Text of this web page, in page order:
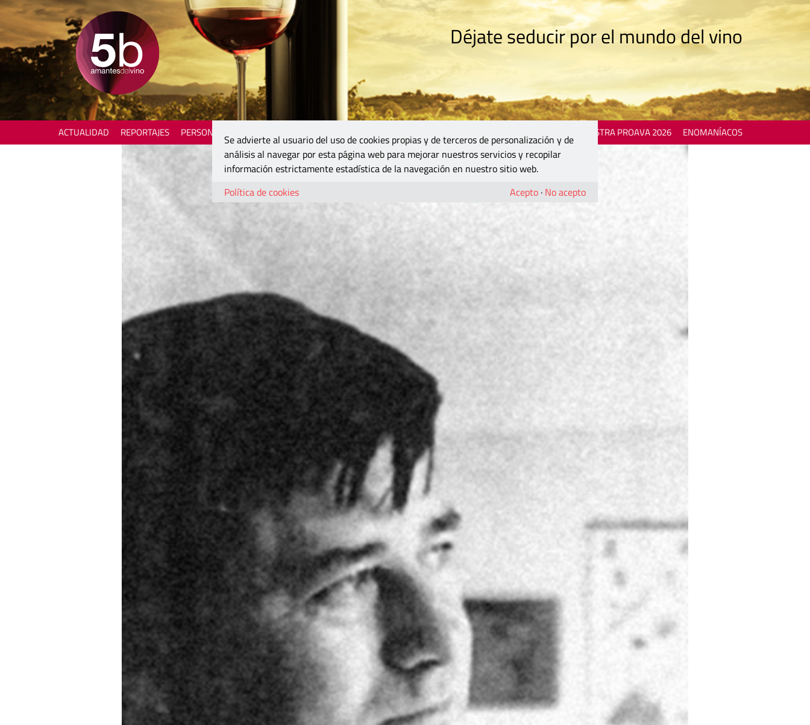
Déjate seducir por el mundo del vino
ACTUALIDAD REPORTAJES PERSONAJES MOSTRA PROAVA 2026 ENOMANÍACOS
Se advierte al usuario del uso de cookies propias y de terceros de personalización y de
análisis al navegar por esta página web para mejorar nuestros servicios y recopilar
información estrictamente estadística de la navegación en nuestro sitio web.
Política de cookies
Acepto · No acepto